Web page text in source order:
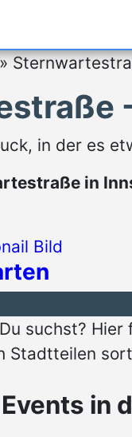
in der es
in
suchst? Hier
Stadtteilen
in